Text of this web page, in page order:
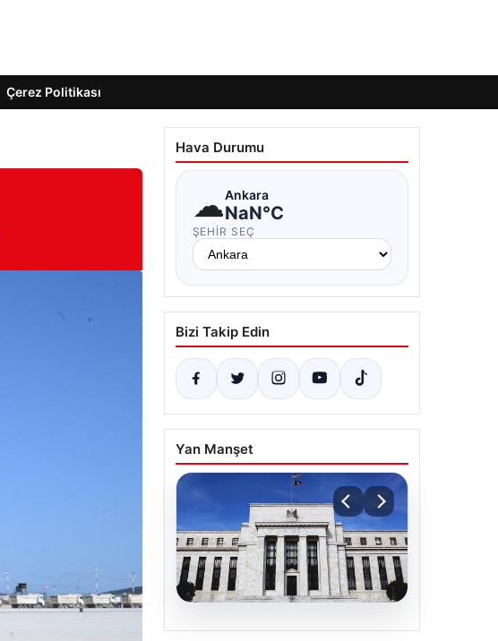
Çerez Politikası
Hava Durumu
☁Ankara
NaN°C
ŞEHIR SEÇ
Bizi Takip Edin
Yan Manşet
04.08.2026